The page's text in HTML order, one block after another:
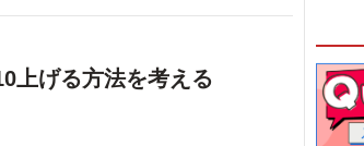
上げる方法を考える